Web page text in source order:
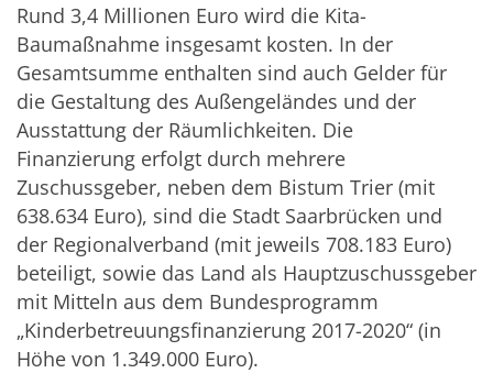
Rund 3,4 Millionen Euro wird die Kita-
Baumaßnahme insgesamt kosten. In der
Gesamtsumme enthalten sind auch Gelder für
die Gestaltung des Außengeländes und der
Ausstattung der Räumlichkeiten. Die
Finanzierung erfolgt durch mehrere
Zuschussgeber, neben dem Bistum Trier (mit
638.634 Euro), sind die Stadt Saarbrücken und
der Regionalverband (mit jeweils 708.183 Euro)
beteiligt, sowie das Land als Hauptzuschussgeber
mit Mitteln aus dem Bundesprogramm
„Kinderbetreuungsfinanzierung 2017-2020“ (in
Höhe von 1.349.000 Euro).